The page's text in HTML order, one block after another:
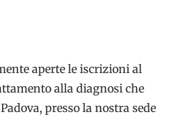
aperte le iscrizioni al
alla diagnosi che
presso la nostra sede